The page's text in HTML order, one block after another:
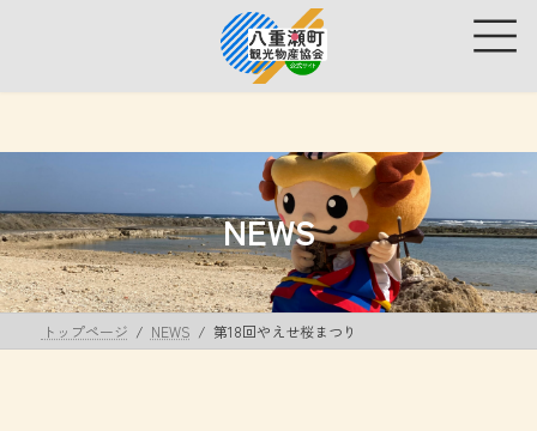
ス
プ
ン
動
NEWS
トップページ NEWS 第18回やえせ桜まつり